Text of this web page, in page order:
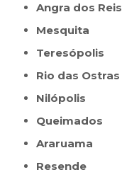
Angra dos Reis
Mesquita
Teresópolis
Rio das Ostras
Nilópolis
Queimados
Araruama
Resende